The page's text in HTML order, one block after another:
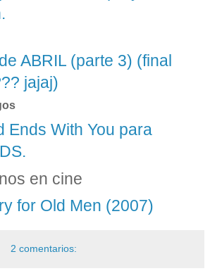
ABRIL (parte 3) (final
jajaj)
Ends With You para
en cine
for Old Men (2007)
2 comentarios: